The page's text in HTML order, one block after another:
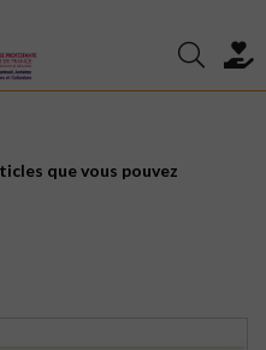
que vous pouvez